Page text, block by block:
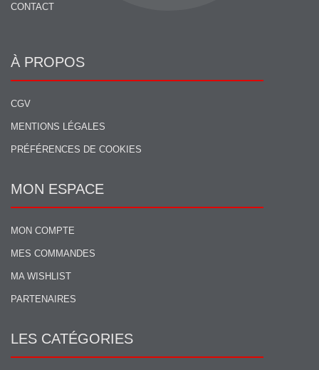
CONTACT
À PROPOS
CGV
MENTIONS LÉGALES
PRÉFÉRENCES DE COOKIES
MON ESPACE
MON COMPTE
MES COMMANDES
MA WISHLIST
PARTENAIRES
LES CATÉGORIES